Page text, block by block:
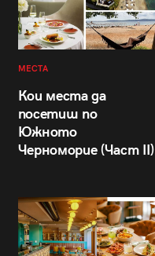
МЕСТА
Кои места да
посетиш по
Южното
Черноморие (Част II)